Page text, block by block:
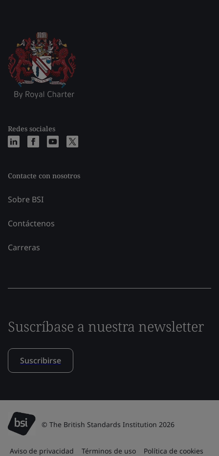
Redes sociales
Contacte con nosotros
Sobre BSI
Contáctenos
Carreras
Suscríbase a nuestra newsletter
Suscribirse
© The British Standards Institution 2026
Aviso de privacidad Términos de uso Política de cookies